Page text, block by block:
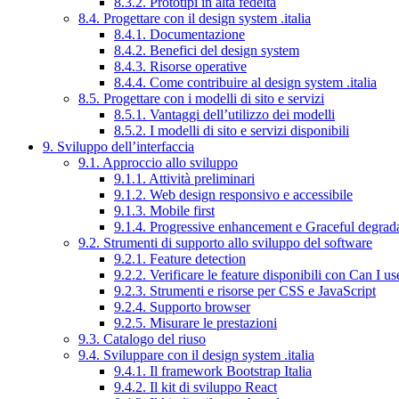
8.4. Progettare con il design system .italia
8.4.1. Documentazione
8.4.2. Benefici del design system
8.4.3. Risorse operative
8.4.4. Come contribuire al design system .italia
8.5. Progettare con i modelli di sito e servizi
8.5.1. Vantaggi dell’utilizzo dei modelli
8.5.2. I modelli di sito e servizi disponibili
9. Sviluppo dell’interfaccia
9.1. Approccio allo sviluppo
9.1.1. Attività preliminari
9.1.2. Web design responsivo e accessibile
9.1.3. Mobile first
9.1.4. Progressive enhancement e Graceful
9.2. Strumenti di supporto allo sviluppo del software
9.2.1. Feature detection
9.2.2. Verificare le feature disponibili con Can I
9.2.3. Strumenti e risorse per CSS e JavaScript
9.2.4. Supporto browser
9.2.5. Misurare le prestazioni
9.3. Catalogo del riuso
9.4. Sviluppare con il design system .italia
9.4.1. Il framework Bootstrap Italia
9.4.2. Il kit di sviluppo React